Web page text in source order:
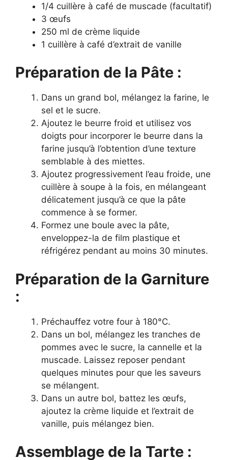
1/4 cuillère à café de muscade (facultatif)
3 œufs
250 ml de crème liquide
1 cuillère à café d’extrait de vanille
Préparation de la Pâte :
Dans un grand bol, mélangez la farine, le
sel et le sucre.
Ajoutez le beurre froid et utilisez vos
doigts pour incorporer le beurre dans la
farine jusqu’à l’obtention d’une texture
semblable à des miettes.
Ajoutez progressivement l’eau froide, une
cuillère à soupe à la fois, en mélangeant
délicatement jusqu’à ce que la pâte
commence à se former.
Formez une boule avec la pâte,
enveloppez-la de film plastique et
réfrigérez pendant au moins 30 minutes.
Préparation de la Garniture
:
Préchauffez votre four à 180°C.
Dans un bol, mélangez les tranches de
pommes avec le sucre, la cannelle et la
muscade. Laissez reposer pendant
quelques minutes pour que les saveurs
se mélangent.
Dans un autre bol, battez les œufs,
ajoutez la crème liquide et l’extrait de
vanille, puis mélangez bien.
Assemblage de la Tarte :